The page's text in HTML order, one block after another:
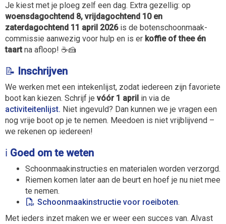
Je kiest met je ploeg zelf een dag. Extra gezellig: op
woensdagochtend 8, vrijdagochtend 10 en
zaterdagochtend 11 april 2026is de boten­schoonmaak­
commissie aanwezig voor hulp en is er koffie of thee én
taart na afloop! ☕🍰
📝 Inschrijven
We werken met een intekenlijst, zodat iedereen zijn favoriete
boot kan kiezen. Schrijf je vóór 1 april in via de
activiteitenlijst. Niet ingevuld? Dan kunnen we je vragen een
nog vrije boot op je te nemen. Meedoen is niet vrijblijvend –
we rekenen op iedereen!
ℹ️ Goed om te weten
Schoonmaak­instructies en materialen worden verzorgd.
Riemen komen later aan de beurt en hoef je nu niet mee
te nemen.
Schoonmaak­instructie voor roeiboten.
Met ieders inzet maken we er weer een succes van. Alvast